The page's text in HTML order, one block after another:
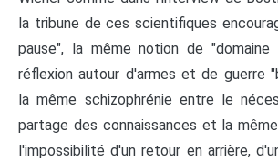
la tribune de ces scientifiques
pause", la même notion de "domaine
réflexion autour d'armes et de guerre
la même schizophrénie entre le
partage des connaissances et la
l'impossibilité d'un retour en arrière,